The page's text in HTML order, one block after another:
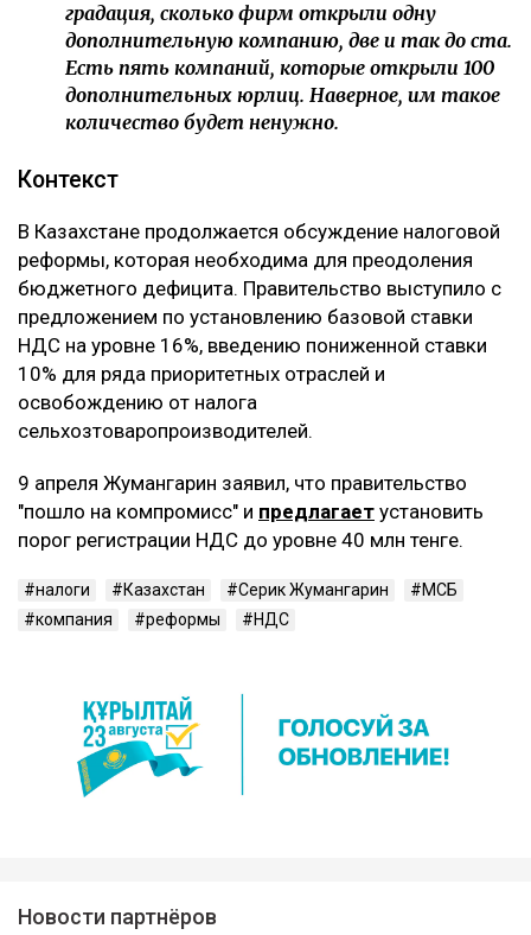
градация, сколько фирм открыли одну
дополнительную компанию, две и так до ста.
Есть пять компаний, которые открыли 100
дополнительных юрлиц. Наверное, им такое
количество будет ненужно.
Контекст
В Казахстане продолжается обсуждение налоговой
реформы, которая необходима для преодоления
бюджетного дефицита. Правительство выступило с
предложением по установлению базовой ставки
НДС на уровне 16%, введению пониженной ставки
10% для ряда приоритетных отраслей и
освобождению от налога
сельхозтоваропроизводителей.
9 апреля Жумангарин заявил, что правительство
"пошло на компромисс" и предлагает установить
порог регистрации НДС до уровне 40 млн тенге.
налоги Казахстан Серик Жумангарин
МСБ
компания
реформы НДС